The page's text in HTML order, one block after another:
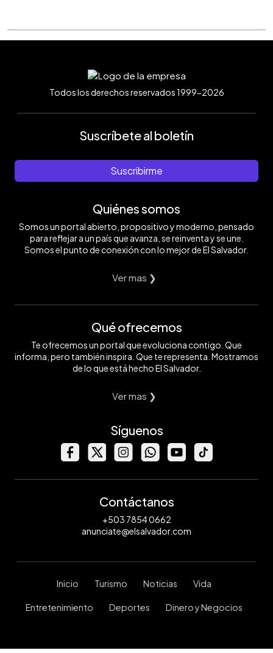
Todos los derechos reservados 1999-2026
Suscríbete al boletín
Suscribirme
Quiénes somos
Somos un portal abierto, propositivo y moderno, pensado
para reflejar a un país que avanza, se reinventa y se une.
Somos el punto de conexión con lo mejor de El Salvador.
Ver mas ❯
Qué ofrecemos
Te ofrecemos un portal que evoluciona contigo. Que
informa, pero también inspira. Que te representa. Mostramos
de lo que está hecho El Salvador.
Ver mas ❯
Síguenos
Contáctanos
+503 7854 0662
anunciate@elsalvador.com
Inicio Turismo Noticias Vida
Entretenimiento Deportes Dinero y Negocios